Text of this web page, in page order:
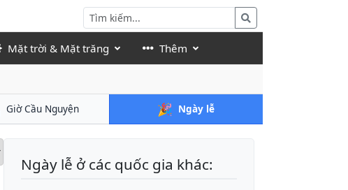
Mặt trời & Mặt trăng Thêm
Giờ Cầu Nguyện 🎉 Ngày lễ
Ngày lễ ở các quốc gia khác: